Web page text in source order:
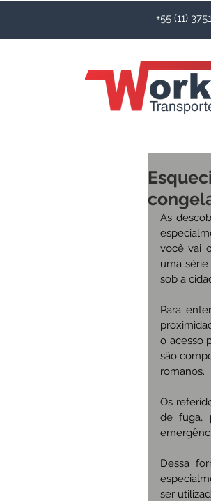
+55 (11)
As
você vai
uma
sob a
Para
o acesso
são
romanos.
Os
de fuga,
Dessa
ser